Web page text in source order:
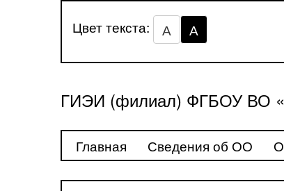
Цвет текста: А А
ГИЭИ (филиал) ФГБОУ ВО
Главная Сведения об ОО